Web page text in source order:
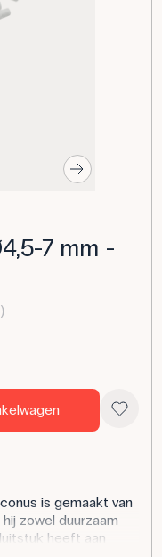
7 mm -
is gemaakt van
zowel duurzaam
heeft aan